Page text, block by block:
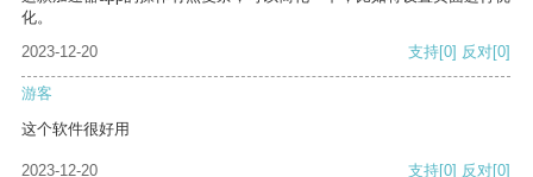
化。
2023-12-20
支持[0] 反对[0]
游客
这个软件很好用
2023-12-20 支持[0] 反对[0]